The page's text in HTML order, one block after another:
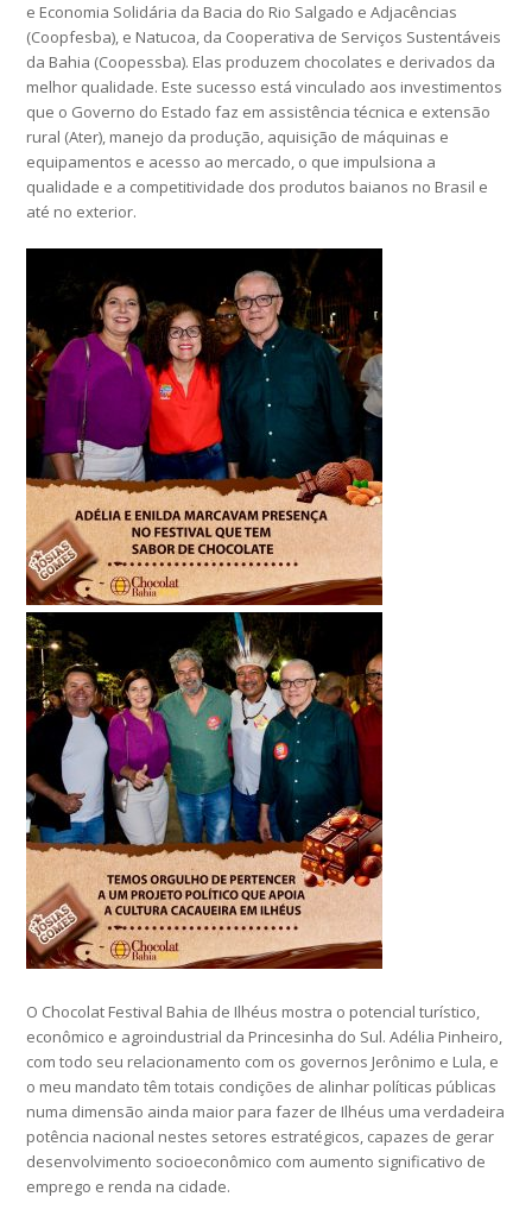
e Economia Solidária da Bacia do Rio Salgado e Adjacências
(Coopfesba), e Natucoa, da Cooperativa de Serviços Sustentáveis
da Bahia (Coopessba). Elas produzem chocolates e derivados da
melhor qualidade. Este sucesso está vinculado aos investimentos
que o Governo do Estado faz em assistência técnica e extensão
rural (Ater), manejo da produção, aquisição de máquinas e
equipamentos e acesso ao mercado, o que impulsiona a
qualidade e a competitividade dos produtos baianos no Brasil e
até no exterior.
O Chocolat Festival Bahia de Ilhéus mostra o potencial turístico,
econômico e agroindustrial da Princesinha do Sul. Adélia Pinheiro,
com todo seu relacionamento com os governos Jerônimo e Lula, e
o meu mandato têm totais condições de alinhar políticas públicas
numa dimensão ainda maior para fazer de Ilhéus uma verdadeira
potência nacional nestes setores estratégicos, capazes de gerar
desenvolvimento socioeconômico com aumento significativo de
emprego e renda na cidade.